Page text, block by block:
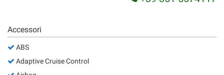
Accessori
ABS
Adaptive Cruise Control